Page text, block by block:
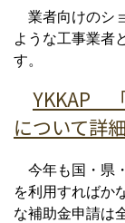
業者向けのシ
ような工事業者
す。
YKKAP
について詳
今年も国・県
を利用すればか
な補助金申請は